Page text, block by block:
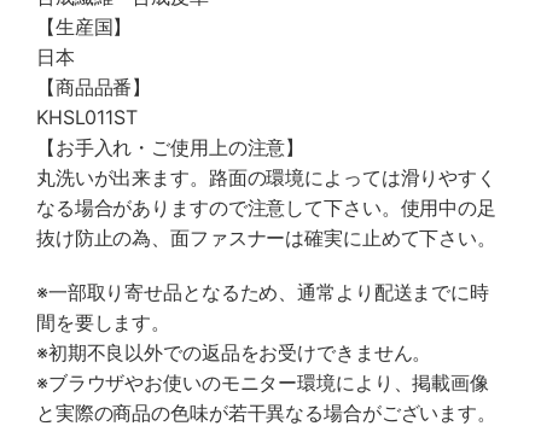
【生産国】
日本
【商品品番】
KHSL011ST
【お手入れ・ご使用上の注意】
丸洗いが出来ます。路面の環境によっては滑りやすく
なる場合がありますので注意して下さい。使用中の足
抜け防止の為、面ファスナーは確実に止めて下さい。
※一部取り寄せ品となるため、通常より配送までに時
間を要します。
※初期不良以外での返品をお受けできません。
※ブラウザやお使いのモニター環境により、掲載画像
と実際の商品の色味が若干異なる場合がございます。